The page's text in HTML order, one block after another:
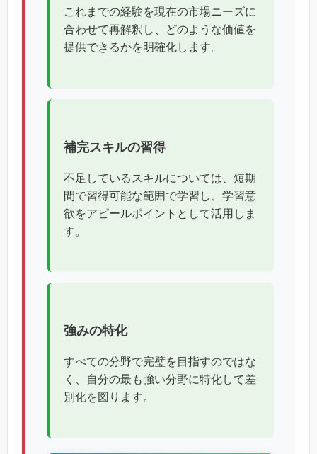
これまでの経験を現在の市場ニーズに
合わせて再解釈し、どのような価値を
提供できるかを明確化します。
補完スキルの習得
不足しているスキルについては、短期
間で習得可能な範囲で学習し、学習意
欲をアピールポイントとして活用しま
す。
強みの特化
すべての分野で完璧を目指すのではな
く、自分の最も強い分野に特化して差
別化を図ります。